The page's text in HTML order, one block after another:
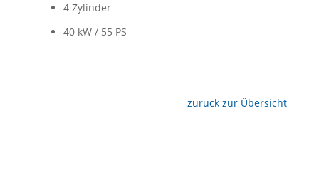
4 Zylinder
40 kW / 55 PS
zurück zur Übersicht